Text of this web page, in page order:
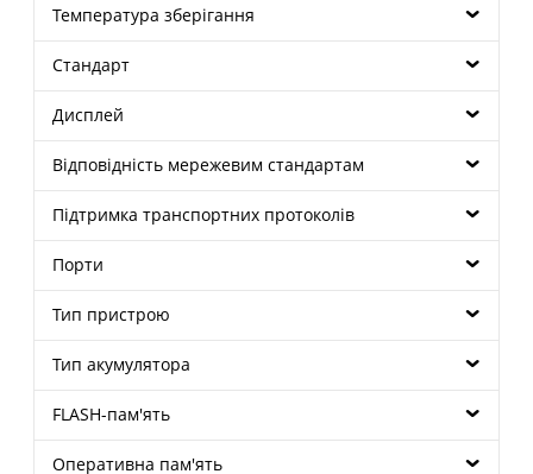
Температура зберігання
Стандарт
Дисплей
Відповідність мережевим стандартам
Підтримка транспортних протоколів
Порти
Тип пристрою
Тип акумулятора
FLASH-пам'ять
Оперативна пам'ять